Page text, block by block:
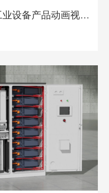
设备产品动画视频